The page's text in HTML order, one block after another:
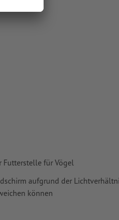
TIFF-
Futterstelle für Vögel
aufgrund der
können